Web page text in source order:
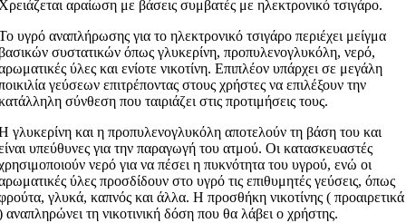
αραίωση με βάσεις συμβατές με ηλεκτρονικό τσιγάρο.
υγρό αναπλήρωσης για το ηλεκτρονικό τσιγάρο περιέχει μείγμα
συστατικών όπως γλυκερίνη, προπυλενογλυκόλη, νερό,
ύλες και ενίοτε νικοτίνη. Επιπλέον υπάρχει σε μεγάλη
γεύσεων επιτρέποντας στους χρήστες να επιλέξουν την
σύνθεση που ταιριάζει στις προτιμήσεις τους.
γλυκερίνη και η προπυλενογλυκόλη αποτελούν τη βάση του και
υπεύθυνες για την παραγωγή του ατμού. Οι κατασκευαστές
νερό για να πέσει η πυκνότητα του υγρού, ενώ οι
ύλες προσδίδουν στο υγρό τις επιθυμητές γεύσεις, όπως
γλυκά, καπνός και άλλα. Η προσθήκη νικοτίνης ( προαιρετικά
αναπληρώνει τη νικοτινική δόση που θα λάβει ο χρήστης.